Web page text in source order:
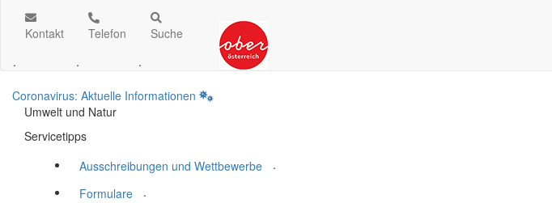
Kontakt
.
Telefon
.
Suche
.
Coronavirus: Aktuelle Informationen
Umwelt und Natur
Servicetipps
Ausschreibungen und Wettbewerbe
.
Formulare
.